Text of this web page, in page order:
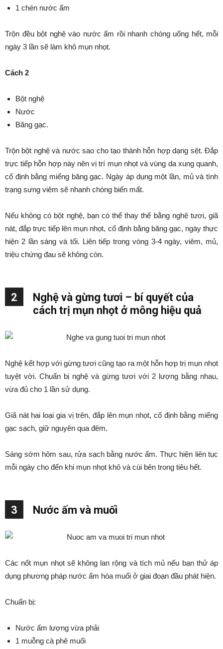
1 chén nước ấm
Trộn đều bột nghệ vào nước ấm rồi nhanh chóng uống hết, mỗi
ngày 3 lần sẽ làm khô mụn nhọt.
Cách 2
Bột nghệ
Nước
Băng gạc.
Trộn bột nghệ và nước sao cho tạo thành hỗn hợp dạng sệt. Đắp
trực tiếp hỗn hợp này nên vị trí mụn nhọt và vùng da xung quanh,
cố định bằng miếng băng gạc. Ngày áp dụng một lần, mủ và tình
trạng sưng viêm sẽ nhanh chóng biến mất.
Nếu không có bột nghệ, bạn có thể thay thế bằng nghệ tươi, giã
nát, đắp trực tiếp lên mụn nhọt, cố định bằng băng gạc, ngày thực
hiện 2 lần sáng và tối. Liên tiếp trong vòng 3-4 ngày, viêm, mủ,
triệu chứng đau sẽ không còn.
2
Nghệ và gừng tươi – bí quyết của
cách trị mụn nhọt ở mông hiệu quả
Nghệ kết hợp với gừng tươi cũng tạo ra một hỗn hợp trị mụn nhọt
tuyệt vời. Chuẩn bị nghệ và gừng tươi với 2 lượng bằng nhau,
vừa đủ cho 1 lần sử dụng.
Giã nát hai loại gia vị trên, đắp lên mụn nhọt, cố định bằng miếng
gạc sạch, giữ nguyên qua đêm.
Sáng sớm hôm sau, rửa sạch bằng nước ấm. Thực hiện liên tục
mỗi ngày cho đến khi mụn nhọt khô và cùi bên trong tiêu hết.
3 Nước ấm và muối
Các nốt mụn nhọt sẽ không lan rộng và tích mủ nếu bạn thử áp
dụng phương pháp nước ấm hòa muối ở giai đoạn đầu phát hiện.
Chuẩn bị:
Nước ấm lượng vừa phải
1 muỗng cà phê muối